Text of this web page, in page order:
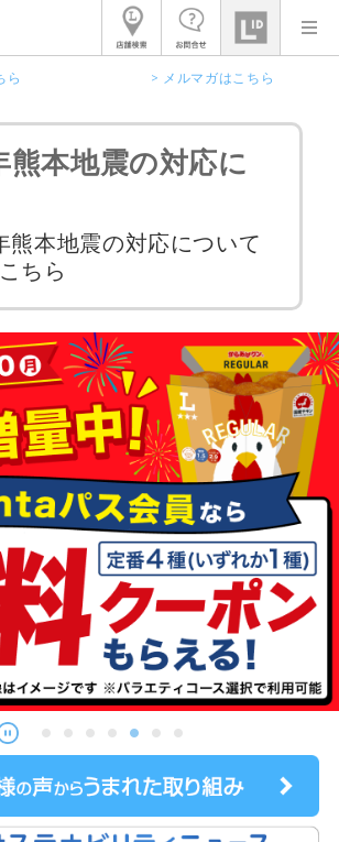
ら > メルマガはこちら
熊本地震の対応に
熊本地震の対応について
ちら